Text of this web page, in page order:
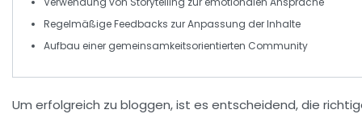
RegelmäßigeFeedbacks zur Anpassung der Inhalte
Aufbau einer gemeinsamkeitsorientierten Community
Um erfolgreich zu bloggen, ist es entscheidend, die